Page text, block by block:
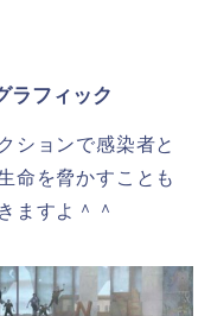
ラフィック
ションで感染者と
命を脅かすことも
ますよ＾＾